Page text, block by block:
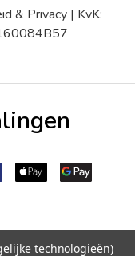
& Privacy| KvK:
technologieën)